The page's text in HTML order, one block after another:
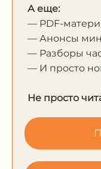
А еще:
— PDF-
— Анонсы
— Разборы
— И просто
Не просто